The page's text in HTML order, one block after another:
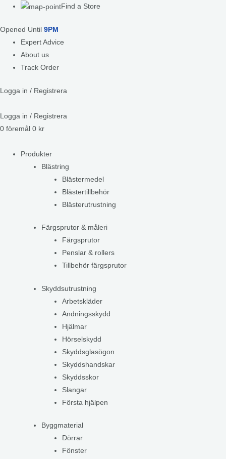
Find a Store
Opened Until 9PM
Expert Advice
About us
Track Order
Logga in / Registrera
Logga in / Registrera
0 föremål 0 kr
Produkter
Blästring
Blästermedel
Blästertillbehör
Blästerutrustning
Färgsprutor & måleri
Färgsprutor
Penslar & rollers
Tillbehör färgsprutor
Skyddsutrustning
Arbetskläder
Andningsskydd
Hjälmar
Hörselskydd
Skyddsglasögon
Skyddshandskar
Skyddsskor
Slangar
Första hjälpen
Byggmaterial
Dörrar
Fönster